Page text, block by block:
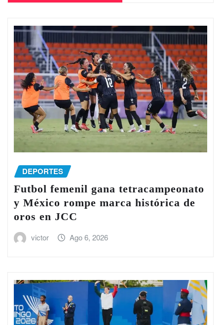
DEPORTES
Futbol femenil gana tetracampeonato
y México rompe marca histórica de
oros en JCC
victor Ago 6, 2026